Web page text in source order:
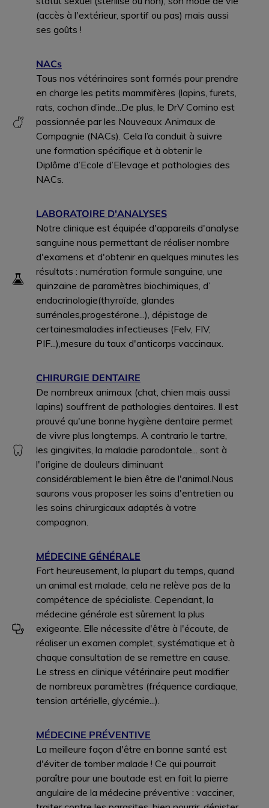
(accès à l'extérieur, sportif ou pas) mais aussi
ses goûts !
NACs
Tous nos vétérinaires sont formés pour prendre
en charge les petits mammifères (lapins, furets,
rats, cochon d’inde...De plus, le DrV Comino est
passionnée par les Nouveaux Animaux de
Compagnie (NACs). Cela l’a conduit à suivre
une formation spécifique et à obtenir le
Diplôme d’Ecole d’Elevage et pathologies des
NACs.
LABORATOIRE D'ANALYSES
Notre clinique est équipée d'appareils d'analyse
sanguine nous permettant de réaliser nombre
d'examens et d'obtenir en quelques minutes les
résultats : numération formule sanguine, une
quinzaine de paramètres biochimiques, d’
endocrinologie(thyroïde, glandes
surrénales,progestérone...), dépistage de
certainesmaladies infectieuses (Felv, FIV,
PIF...),mesure du taux d'anticorps vaccinaux.
CHIRURGIE DENTAIRE
De nombreux animaux (chat, chien mais aussi
lapins) souffrent de pathologies dentaires. Il est
prouvé qu'une bonne hygiène dentaire permet
de vivre plus longtemps. A contrario le tartre,
les gingivites, la maladie parodontale... sont à
l'origine de douleurs diminuant
considérablement le bien être de l'animal.Nous
saurons vous proposer les soins d'entretien ou
les soins chirurgicaux adaptés à votre
compagnon.
MÉDECINE GÉNÉRALE
Fort heureusement, la plupart du temps, quand
un animal est malade, cela ne relève pas de la
compétence de spécialiste. Cependant, la
médecine générale est sûrement la plus
exigeante. Elle nécessite d'être à l'écoute, de
réaliser un examen complet, systématique et à
chaque consultation de se remettre en cause.
Le stress en clinique vétérinaire peut modifier
de nombreux paramètres (fréquence cardiaque,
tension artérielle, glycémie...).
MÉDECINE PRÉVENTIVE
La meilleure façon d'être en bonne santé est
d'éviter de tomber malade ! Ce qui pourrait
paraître pour une boutade est en fait la pierre
angulaire de la médecine préventive : vacciner,